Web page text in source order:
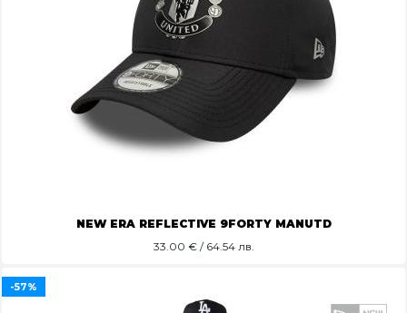
NEW ERA REFLECTIVE 9FORTY MANUTD
33.00 € / 64.54 лв.
-57%